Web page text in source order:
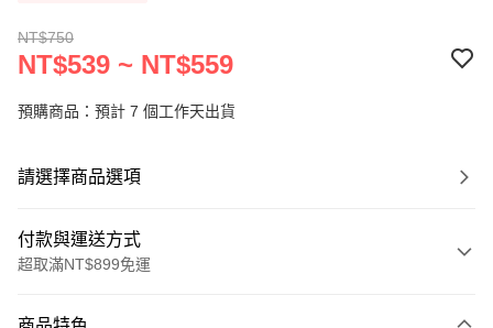
NT$750
NT$539 ~ NT$559
預購商品：預計 7 個工作天出貨
請選擇商品選項
付款與運送方式
超取滿NT$899免運